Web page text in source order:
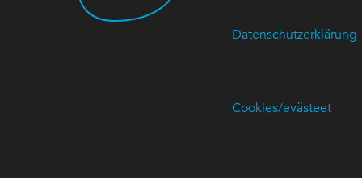
Datenschutzerklärung
Cookies/evästeet